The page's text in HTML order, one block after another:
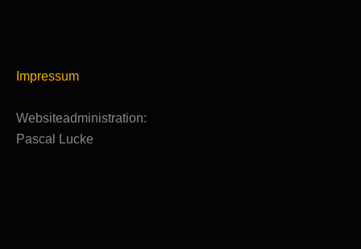
Impressum
Websiteadministration:
Pascal Lucke